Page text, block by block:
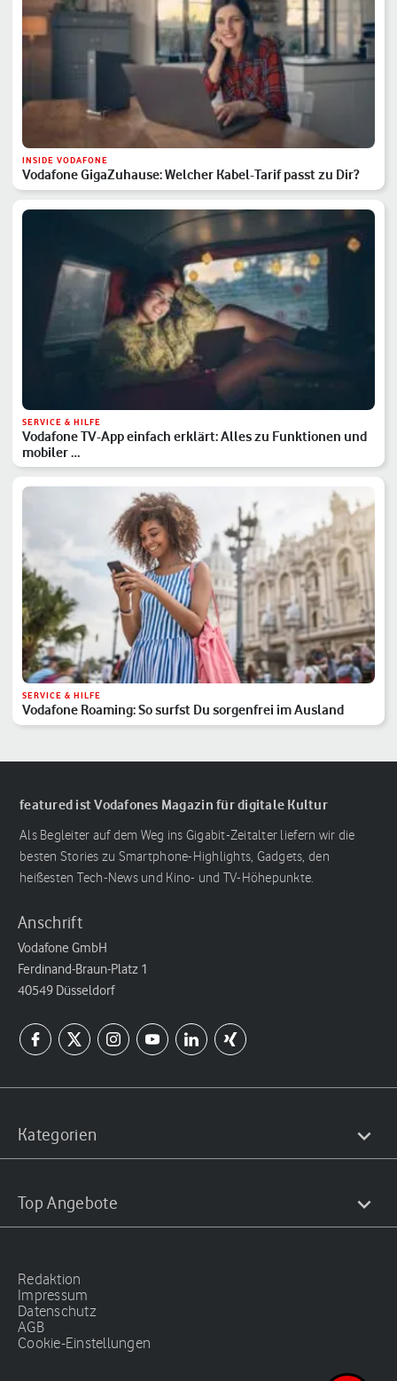
INSIDE VODAFONE
Vodafone GigaZuhause: Welcher Kabel-Tarif passt zu Dir?
SERVICE & HILFE
Vodafone TV-App einfach erklärt: Alles zu Funktionen und
mobiler …
SERVICE & HILFE
Vodafone Roaming: So surfst Du sorgenfrei im Ausland
featured ist Vodafones Magazin für digitale Kultur
Als Begleiter auf dem Weg ins Gigabit-Zeitalter liefern wir die
besten Stories zu Smartphone-Highlights, Gadgets, den
heißesten Tech-News und Kino- und TV-Höhepunkte.
Anschrift
Vodafone GmbH
Ferdinand-Braun-Platz 1
40549 Düsseldorf
Kategorien
Top Angebote
Redaktion
Impressum
Datenschutz
AGB
Cookie-Einstellungen